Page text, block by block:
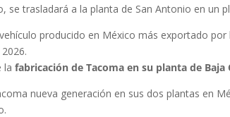
se trasladará a la planta de San Antonio en un
producido en México más exportado
lafabricación de Tacoma en su planta de Baja
nueva generación en sus dos plantas en